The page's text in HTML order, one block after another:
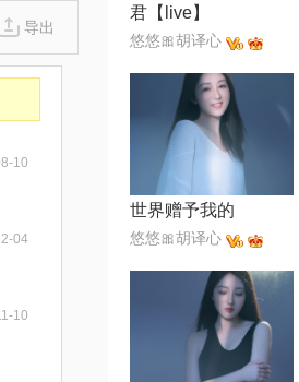
导出
10
04
10
君【live】
悠悠🎀胡译心
世界赠予我的
悠悠🎀胡译心